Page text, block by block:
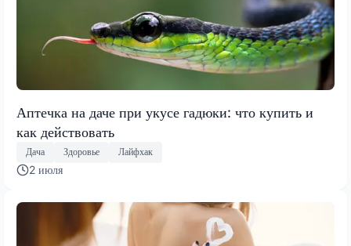
Аптечка на даче при укусе гадюки: что купить и
как действовать
Дача Здоровье Лайфхак
2 июля